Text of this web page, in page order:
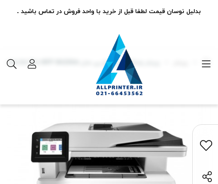
پرینتر چندکاره لیزری اچ پی مدل LaserJet Pro MFP M428fdn
بدلیل نوسان قیمت لطفا قبل از خرید با واحد فروش در تماس باشید .